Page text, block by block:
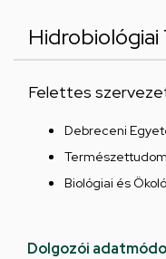
Hidrobiológiai
Felettes
Debreceni
Biológiai és
Dolgozói